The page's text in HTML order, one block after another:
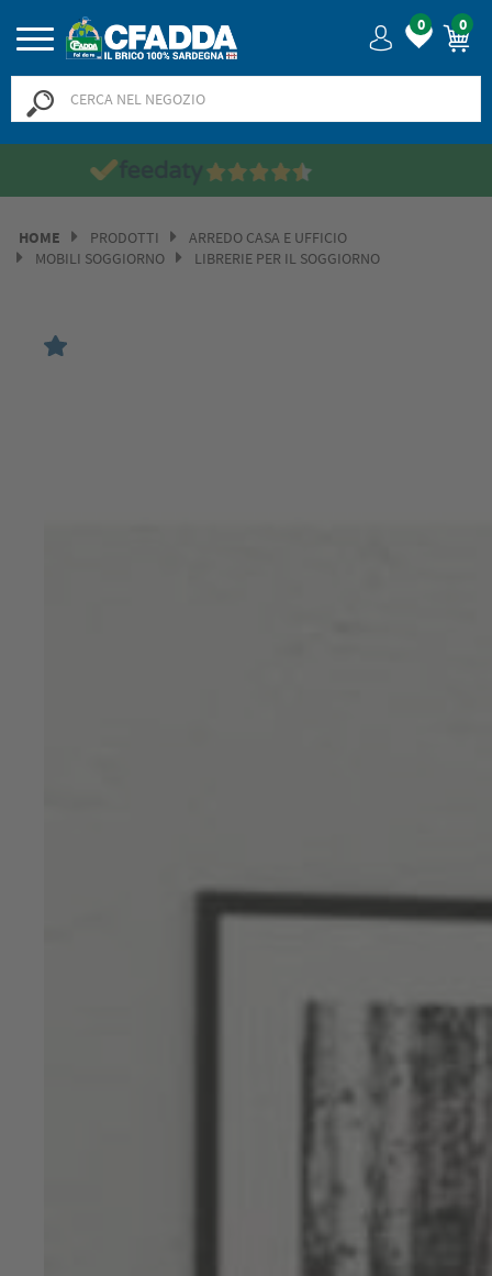
0 0
Saldi? SALDI! Fino al -50% >>
HOME PRODOTTI
ARREDO CASA E UFFICIO
MOBILI SOGGIORNO
LIBRERIE PER IL SOGGIORNO